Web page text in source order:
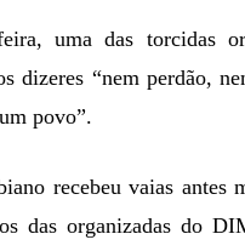
uma das torcidas
dizeres “nem perdão,
povo”.
recebeu vaias antes
das organizadas do